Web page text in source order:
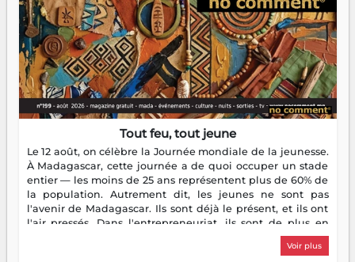
Tout feu, tout jeune
Le 12 août, on célèbre la Journée mondiale de la jeunesse.
À Madagascar, cette journée a de quoi occuper un stade
entier — les moins de 25 ans représentent plus de 60% de
la population. Autrement dit, les jeunes ne sont pas
l'avenir de Madagascar. Ils sont déjà le présent, et ils ont
l'air pressés. Dans l'entrepreneuriat, ils sont de plus en
plus nombreux à se lancer, à créer, à risquer — souvent
sans filet, souvent sans aide, mais toujours avec cette
Voir plus